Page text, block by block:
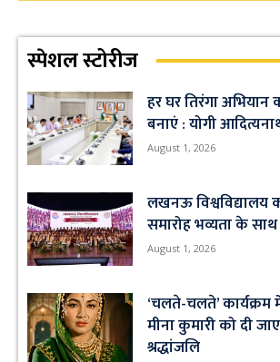
स्पेशल स्टोरीज
हर घर तिरंगा
बनाएं : योगी
August 1, 2026
लखनऊ विश्वविद्यालय
समारोह भव्यता के साथ
August 1, 2026
‘चलते-चलते’
मीना कुमारी को दी
श्रद्धांजलि